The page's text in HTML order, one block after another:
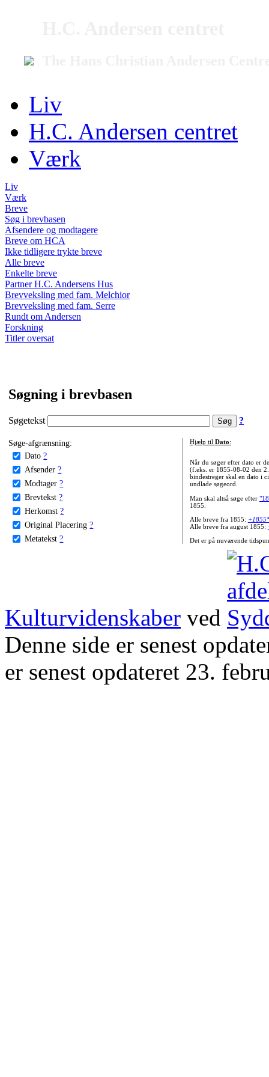
Liv
H.C. Andersen centret
Værk
Liv
Værk
Breve
Søg i brevbasen
Afsendere og modtagere
Breve om HCA
Ikke tidligere trykte breve
Alle breve
Enkelte breve
Partner H.C. Andersens Hus
Brevveksling med fam. Melchior
Brevveksling med fam. Serre
Rundt om Andersen
Forskning
Titler oversat
Søgning i brevbasen
Søgetekst ?
Søge-afgrænsning:
Dato ?
Afsender ?
Modtager ?
Brevtekst ?
Herkomst ?
Original Placering ?
Metatekst ?
Hjælp til Dato:
Når du søger efter dato er
(f.eks. er 1855-08-02 den
bindestreger skal en dato i
undlade søgeord.
Man skal altså søge efter
1855.
Alle breve fra 1855:
Alle breve fra august 1855:
Det er på nuværende
Kulturvidenskaber ved
Denne side er senest
er senest opdateret 23.